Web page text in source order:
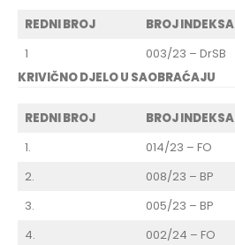
REDNI BROJ BROJ INDEKSA
1
003/23 – DrSB
KRIVIČNO DJELO U SAOBRAĆAJU
REDNI BROJ BROJ INDEKSA
1.
014/23 – FO
2.
008/23 – BP
3.
005/23 – BP
4.
002/24 – FO